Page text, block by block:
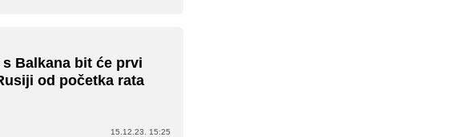
Balkana bit će prvi
od početka rata
15.12.23. 15:25